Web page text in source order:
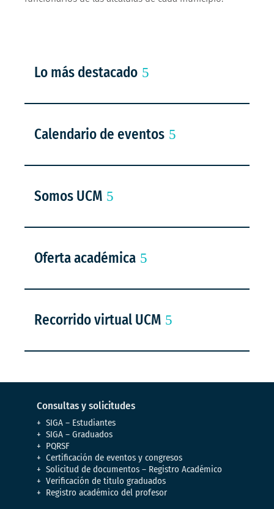
Lo más destacado
Calendario de eventos
Somos UCM
Oferta académica
Recorrido virtual UCM
Consultas y solicitudes
SIGA – Estudiantes
SIGA – Graduados
PQRSF
Certificación de eventos y congresos
Solicitud de documentos – Registro Académico
Verificación de titulo graduados
Registro académico del profesor